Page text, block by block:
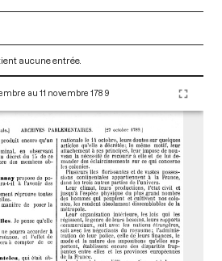
aucune entrée.
au 11 novembre 1789